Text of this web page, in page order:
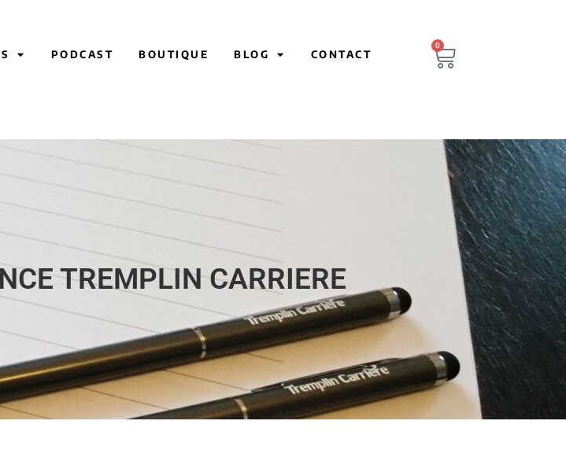
PODCAST BOUTIQUE BLOG CONTACT
0
TREMPLIN CARRIERE